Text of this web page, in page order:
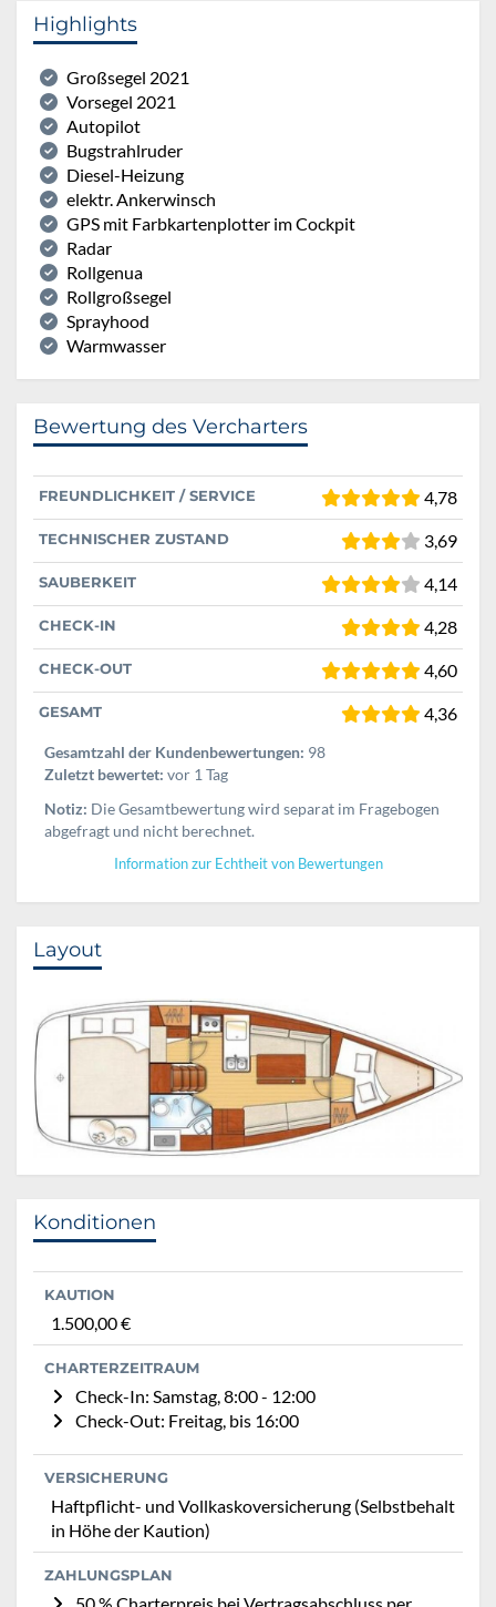
Highlights
Großsegel 2021
Vorsegel 2021
Autopilot
Bugstrahlruder
Diesel-Heizung
elektr. Ankerwinsch
GPS mit Farbkartenplotter im Cockpit
Radar
Rollgenua
Rollgroßsegel
Sprayhood
Warmwasser
Bewertung des Vercharters
FREUNDLICHKEIT / SERVICE 4,78
TECHNISCHER ZUSTAND 3,69
SAUBERKEIT 4,14
CHECK-IN 4,28
CHECK-OUT 4,60
GESAMT 4,36
Gesamtzahl der Kundenbewertungen: 98
Zuletzt bewertet: vor 1 Tag
Notiz: Die Gesamtbewertung wird separat im Fragebogen
abgefragt und nicht berechnet.
Information zur Echtheit von Bewertungen
Layout
Konditionen
KAUTION
1.500,00 €
CHARTERZEITRAUM
Check-In: Samstag, 8:00 - 12:00
Check-Out: Freitag, bis 16:00
VERSICHERUNG
Haftpflicht- und Vollkaskoversicherung (Selbstbehalt
in Höhe der Kaution)
ZAHLUNGSPLAN